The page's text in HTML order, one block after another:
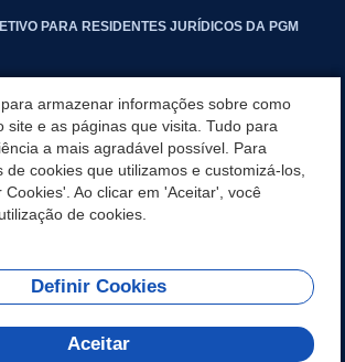
PARA RESIDENTES JURÍDICOS DA PGM
IMOBILIÁRIOS SEINFRA
armazenar informações sobre como
site e as páginas que visita. Tudo para
a mais agradável possível. Para
de cookies que utilizamos e customizá-los,
Cookies'. Ao clicar em 'Aceitar', você
de cookies.
Definir Cookies
Aceitar